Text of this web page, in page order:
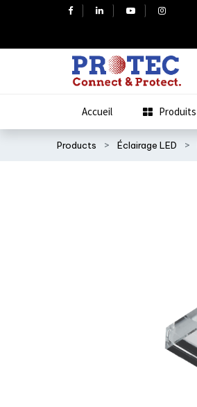
Accueil Produits
Products Éclairage LED